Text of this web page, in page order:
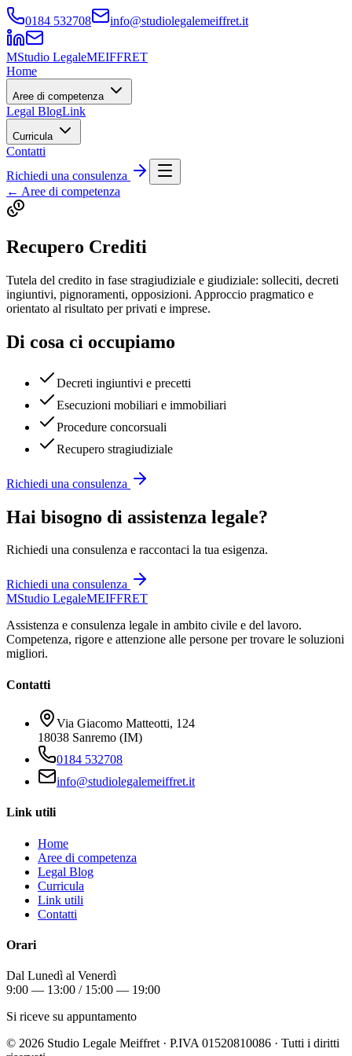
0184 532708 info@studiolegalemeiffret.it
MStudio LegaleMEIFFRET
Home
Aree di competenza
Legal BlogLink
Curricula
Contatti
Richiedi una consulenza
← Aree di competenza
Recupero Crediti
Tutela del credito in fase stragiudiziale e giudiziale: solleciti, decreti
ingiuntivi, pignoramenti, opposizioni. Approccio pragmatico e
orientato al risultato per privati e imprese.
Di cosa ci occupiamo
Decreti ingiuntivi e precetti
Esecuzioni mobiliari e immobiliari
Procedure concorsuali
Recupero stragiudiziale
Richiedi una consulenza
Hai bisogno di assistenza legale?
Richiedi una consulenza e raccontaci la tua esigenza.
Richiedi una consulenza
MStudio LegaleMEIFFRET
Assistenza e consulenza legale in ambito civile e del lavoro.
Competenza, rigore e attenzione alle persone per trovare le soluzioni
migliori.
Contatti
Via Giacomo Matteotti, 124
18038 Sanremo (IM)
0184 532708
info@studiolegalemeiffret.it
Link utili
Home
Aree di competenza
Legal Blog
Curricula
Link utili
Contatti
Orari
Dal Lunedì al Venerdì
9:00 — 13:00 / 15:00 — 19:00
Si riceve su appuntamento
© 2026 Studio Legale Meiffret · P.IVA 01520810086 · Tutti i diritti